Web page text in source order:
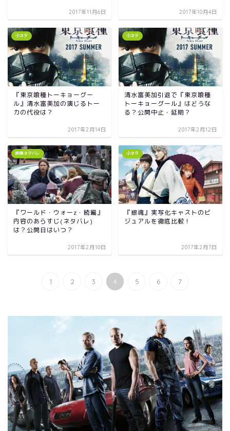
2017年11月6日 2017年10月4日
小ネタ
『東京喰種トーキョーグー
ル』清水富美加の演じるトー
カの代役は？
2017年2月14日
小ネタ
清水富美加引退で『東京喰種
トーキョーグール』はどうな
る？公開中止・延期？
2017年2月12日
映画ネタバレ
『ワールド・ウォーz・続編』
内容のあらすじ(ネタバレ)
は？公開日はいつ？
2017年2月10日
小ネタ
『銀魂』実写化キャストのビ
ジュアルを徹底比較！
2017年2月7日
1 2 3 4 5 6 7